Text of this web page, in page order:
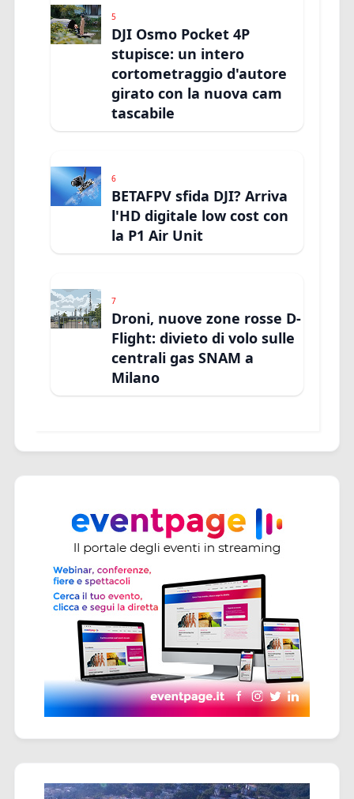
5
DJI Osmo Pocket 4P
stupisce: un intero
cortometraggio d'autore
girato con la nuova cam
tascabile
6
BETAFPV sfida DJI? Arriva
l'HD digitale low cost con
la P1 Air Unit
7
Droni, nuove zone rosse D-
Flight: divieto di volo sulle
centrali gas SNAM a
Milano